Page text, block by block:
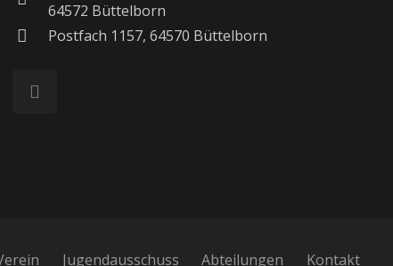
64572 Büttelborn
Postfach 1157, 64570 Büttelborn
Jugendausschuss Abteilungen Kontakt